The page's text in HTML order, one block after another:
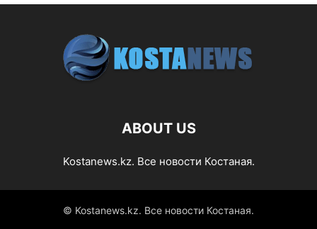
ABOUT US
Kostanews.kz. Все новости Костаная.
© Kostanews.kz. Все новости Костаная.